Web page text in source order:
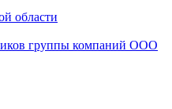
области
группы компаний ООО